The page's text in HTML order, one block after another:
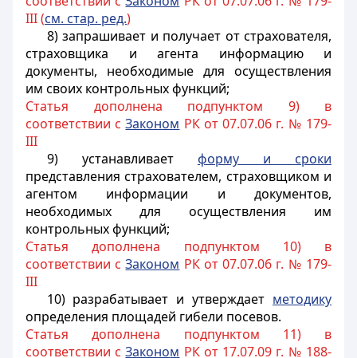
III (см. стар. ред.)
8) запрашивает и получает от страхователя,
страховщика и агента информацию и
документы, необходимые для осуществления
им своих контрольных функций;
Статья дополнена подпунктом 9) в
соответствии сЗаконом РК от 07.07.06 г. № 179-
III
9) устанавливает форму и сроки
представления страхователем, страховщиком и
агентом информации и документов,
необходимых для осуществления им
контрольных функций;
Статья дополнена подпунктом 10) в
соответствии сЗаконом РК от 07.07.06 г. № 179-
III
10) разрабатывает и утверждает методику
определения площадей гибели посевов.
Статья дополнена подпунктом 11) в
соответствии сЗаконом РК от 17.07.09 г. № 188-